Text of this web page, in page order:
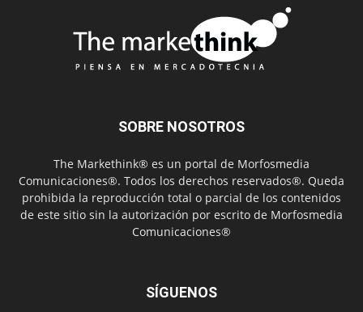
SOBRE NOSOTROS
The Markethink® es un portal de Morfosmedia
Comunicaciones®. Todos los derechos reservados®. Queda
prohibida la reproducción total o parcial de los contenidos
de este sitio sin la autorización por escrito de Morfosmedia
Comunicaciones®
SÍGUENOS